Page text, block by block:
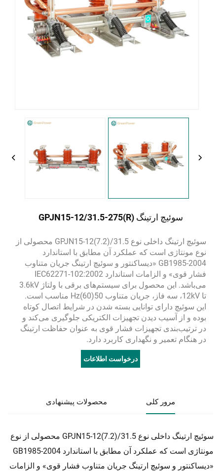
سوئیچ ارتینگ GPJN15-12/31.5-275(R)
سوئیچ ارتینگ داخلی نوع GPJN15-12(7.2)/31.5 محصولی از
نوع مونتاژی است که عملکرد آن مطابق با استاندارد
GB1985-2004 «دیساکنتور و سوئیچ ارتینگ جریان متناوب
فشار قوی» و الزامات استاندارد IEC62271-102:2002
می‌باشد. این محصول برای سیستم‌های برقی با ولتاژ 3.6kV
تا 12kV، سه فاز، جریان متناوب 50(60)Hz مناسب است.
این سوئیچ دارای توانایی بسته شدن در شرایط اتصال کوتاه
بوده و از آسیب دیدن تجهیزات الکتریکی جلوگیری می‌کند و
در ترتیب‌بندی تجهیزات فشار قوی به عنوان حفاظت ارتینگ
در هنگام تعمیر و نگهداری کاربرد دارد.
درخواست اطلاعات
مرور کلی محصولات پیشنهادی
سوئیچ ارتینگ داخلی نوع GPJN15-12(7.2)/31.5 محصولی از نوع
مونتاژی است که عملکرد آن مطابق با استاندارد GB1985-2004
«دیساکنتور و سوئیچ ارتینگ جریان متناوب فشار قوی» و الزامات